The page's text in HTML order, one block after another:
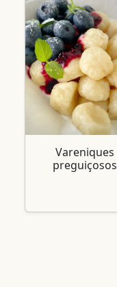
Vareniques
preguiçosos